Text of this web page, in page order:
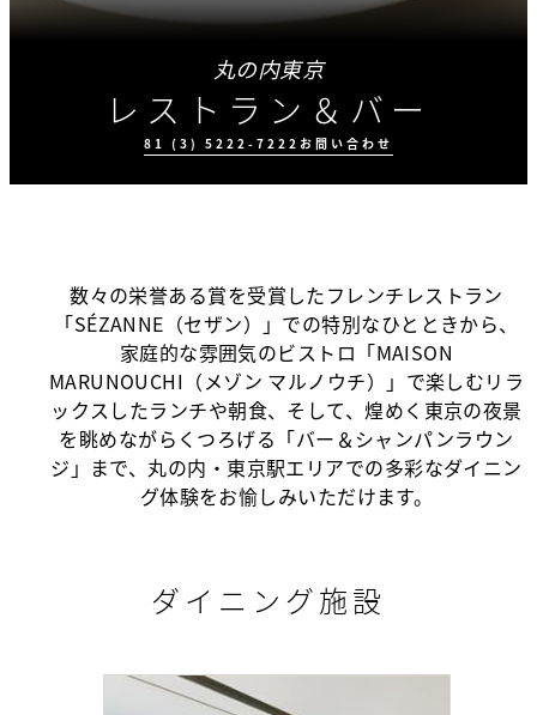
丸の内東京
レストラン＆バー
81 (3) 5222-7222 お問い合わせ
美食体験
イベント＆プロモ
ーション
テイクアウトの注
数々の栄誉ある賞を受賞したフレンチレストラン
「SÉZANNE（セザン）」での特別なひとときから、
家庭的な雰囲気のビストロ「MAISON
MARUNOUCHI（メゾン マルノウチ）」で楽しむリラ
ックスしたランチや朝食、そして、煌めく東京の夜景
を眺めながらくつろげる「バー＆シャンパンラウン
ジ」まで、丸の内・東京駅エリアでの多彩なダイニン
グ体験をお愉しみいただけます。
ダイニング施設